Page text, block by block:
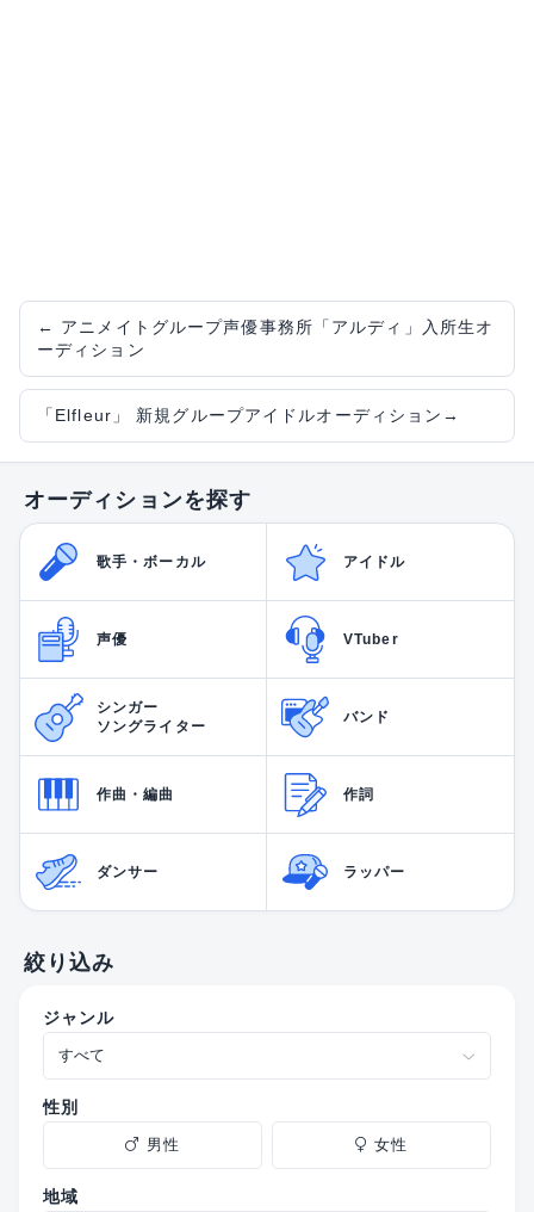
← アニメイトグループ声優事務所「アルディ」入所生オ
ーディション
「Elfleur」 新規グループアイドルオーディション →
オーディションを探す
歌手・ボーカル アイドル
声優 VTuber
シンガー
ソングライター
バンド
作曲・編曲 作詞
ダンサー ラッパー
絞り込み
ジャンル
性別
男性 女性
地域